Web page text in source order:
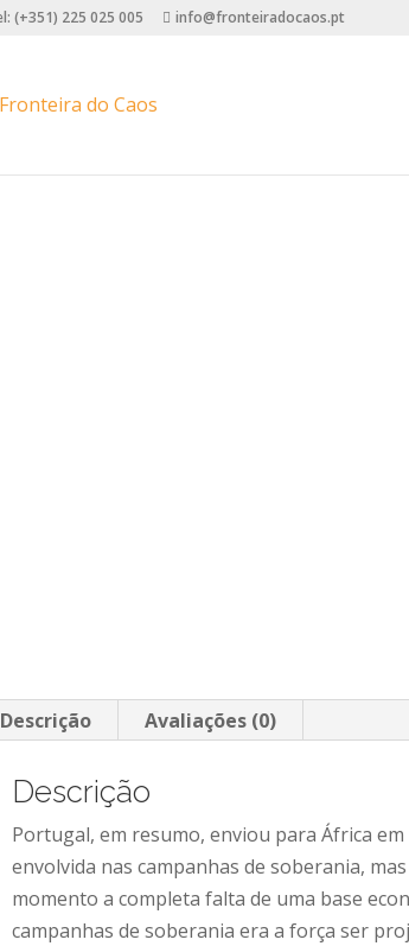
(+351) 225 025 005 info@fronteiradocaos.pt
Descrição Avaliações (0)
Descrição
Portugal, em resumo, enviou para África
envolvida nas campanhas de soberania,
momento a completa falta de uma base
campanhas de soberania era a força ser